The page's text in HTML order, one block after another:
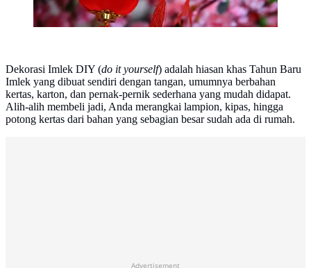
Dekorasi Imlek DIY (do it yourself) adalah hiasan khas Tahun Baru
Imlek yang dibuat sendiri dengan tangan, umumnya berbahan
kertas, karton, dan pernak-pernik sederhana yang mudah didapat.
Alih-alih membeli jadi, Anda merangkai lampion, kipas, hingga
potong kertas dari bahan yang sebagian besar sudah ada di rumah.
Advertisement